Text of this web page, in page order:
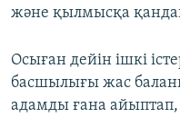
және қылмысқа
Осыған дейін ішкі
басшылығы жас баланы
адамды ғана айыптап,